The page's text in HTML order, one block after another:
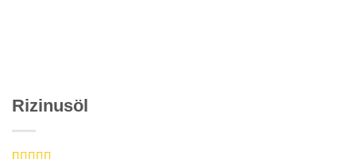
Rizinusöl